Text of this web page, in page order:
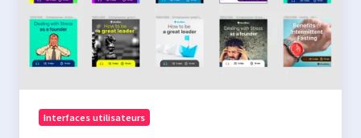
pub
Facebook
pour
Interfaces utilisateurs